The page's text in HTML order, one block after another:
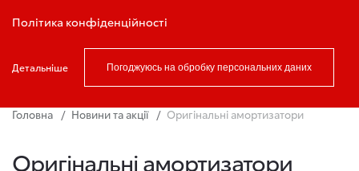
Політика конфіденційності
Детальніше Погоджуюсь на обробку персональних даних
Записатись на тест драйв
Головна Новини та акції Оригінальні амортизатори
Оригінальні амортизатори